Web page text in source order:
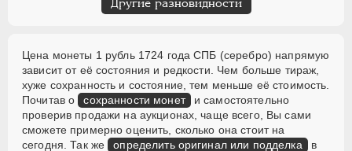
Другие разновидности
Цена монеты 1 рубль 1724 года СПБ (серебро) напрямую
зависит от её состояния и редкости. Чем больше тираж,
хуже сохранность и состояние, тем меньше её стоимость.
Почитав о сохранности монет и самостоятельно
проверив продажи на аукционах, чаще всего, Вы сами
сможете примерно оценить, сколько она стоит на
сегодня. Так же определить оригинал или подделка в